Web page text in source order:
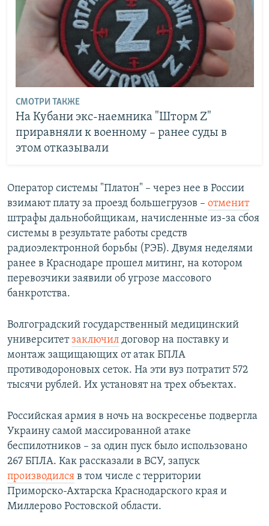
СМОТРИ ТАКЖЕ
На Кубани экс-наемника "Шторм Z"
приравняли к военному – ранее суды в
этом отказывали
Оператор системы "Платон" – через нее в России
взимают плату за проезд большегрузов – отменит
штрафы дальнобойщикам, начисленные из-за сбоя
системы в результате работы средств
радиоэлектронной борьбы (РЭБ). Двумя неделями
ранее в Краснодаре прошел митинг, на котором
перевозчики заявили об угрозе массового
банкротства.
Волгоградский государственный медицинский
университетзаключил договор на поставку и
монтаж защищающих от атак БПЛА
противодороновых сеток. На эти вуз потратит 572
тысячи рублей. Их установят на трех объектах.
Российская армия в ночь на воскресенье подвергла
Украину самой массированной атаке
беспилотников – за один пуск было использовано
267 БПЛА. Как рассказали в ВСУ, запуск
производился в том числе с территории
Приморско-Ахтарска Краснодарского края и
Миллерово Ростовской области.